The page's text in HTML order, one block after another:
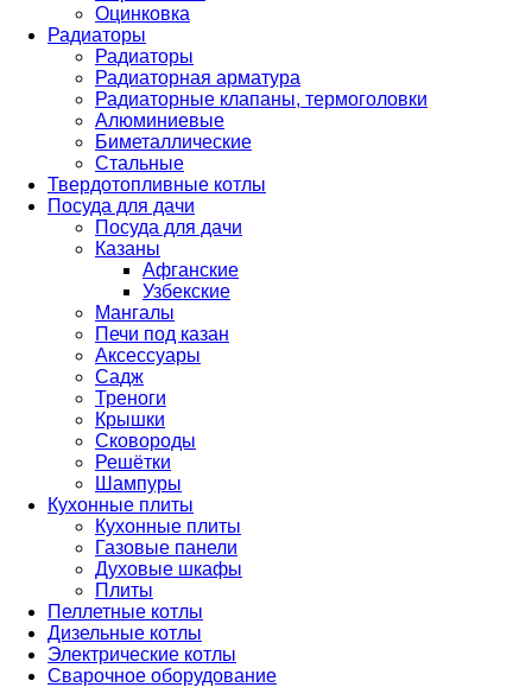
Оцинковка
Радиаторы
Радиаторы
Радиаторная арматура
Радиаторные клапаны, термоголовки
Алюминиевые
Биметаллические
Стальные
Твердотопливные котлы
Посуда для дачи
Посуда для дачи
Казаны
Афганские
Узбекские
Мангалы
Печи под казан
Аксессуары
Садж
Треноги
Крышки
Сковороды
Решётки
Шампуры
Кухонные плиты
Кухонные плиты
Газовые панели
Духовые шкафы
Плиты
Пеллетные котлы
Дизельные котлы
Электрические котлы
Сварочное оборудование